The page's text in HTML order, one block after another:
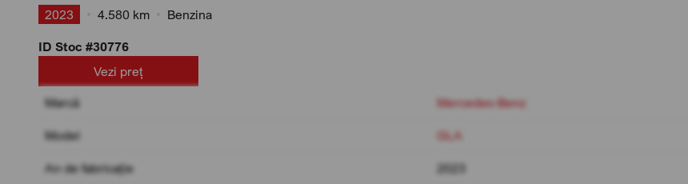
2023 4.580 km
Benzina
ID Stoc #30776
Vezi preț
Marcă
Mercedes-Benz
Model GLA
An de fabricație 2023